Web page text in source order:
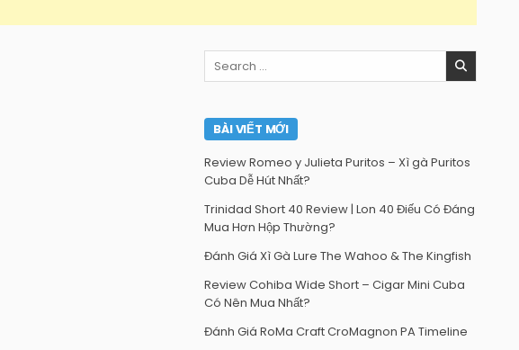
Search
for:
BÀI VIẾT MỚI
Review Romeo y Julieta Puritos – Xì gà Puritos
Cuba Dễ Hút Nhất?
Trinidad Short 40 Review | Lon 40 Điếu Có Đáng
Mua Hơn Hộp Thường?
Đánh Giá Xì Gà Lure The Wahoo & The Kingfish
Review Cohiba Wide Short – Cigar Mini Cuba
Có Nên Mua Nhất?
Đánh Giá RoMa Craft CroMagnon PA Timeline